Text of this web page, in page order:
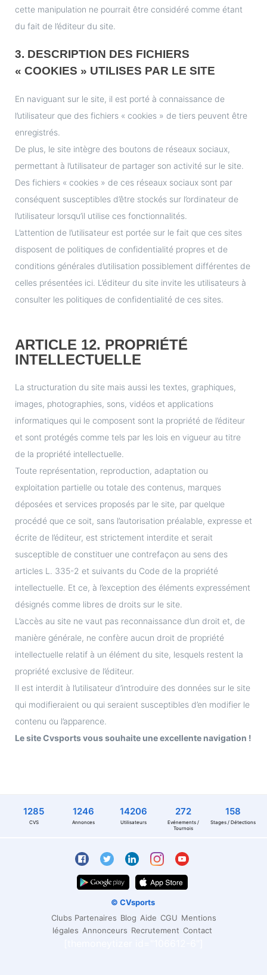
cette manipulation ne pourrait être considéré comme étant
du fait de l’éditeur du site.
3. DESCRIPTION DES FICHIERS
« COOKIES » UTILISES PAR LE SITE
En naviguant sur le site, il est porté à connaissance de
l’utilisateur que des fichiers « cookies » de tiers peuvent être
enregistrés.
De plus, le site intègre des boutons de réseaux sociaux,
permettant à l’utilisateur de partager son activité sur le site.
Des fichiers « cookies » de ces réseaux sociaux sont par
conséquent susceptibles d’être stockés sur l’ordinateur de
l’utilisateur lorsqu’il utilise ces fonctionnalités.
L’attention de l’utilisateur est portée sur le fait que ces sites
disposent de politiques de confidentialité propres et de
conditions générales d’utilisation possiblement différentes de
celles présentées ici. L’éditeur du site invite les utilisateurs à
consulter les politiques de confidentialité de ces sites.
ARTICLE 12. PROPRIÉTÉ
INTELLECTUELLE
La structuration du site mais aussi les textes, graphiques,
images, photographies, sons, vidéos et applications
informatiques qui le composent sont la propriété de l’éditeur
et sont protégés comme tels par les lois en vigueur au titre
de la propriété intellectuelle.
Toute représentation, reproduction, adaptation ou
exploitation partielle ou totale des contenus, marques
déposées et services proposés par le site, par quelque
procédé que ce soit, sans l’autorisation préalable, expresse et
écrite de l’éditeur, est strictement interdite et serait
susceptible de constituer une contrefaçon au sens des
articles L. 335-2 et suivants du Code de la propriété
intellectuelle. Et ce, à l’exception des éléments expressément
désignés comme libres de droits sur le site.
L’accès au site ne vaut pas reconnaissance d’un droit et, de
manière générale, ne confère aucun droit de propriété
intellectuelle relatif à un élément du site, lesquels restent la
propriété exclusive de l’éditeur.
Il est interdit à l’utilisateur d’introduire des données sur le site
qui modifieraient ou qui seraient susceptibles d’en modifier le
contenu ou l’apparence.
Le site Cvsports vous souhaite une excellente navigation !
1285
CVS
1246
Annonces
14206
Utilisateurs
272
Evénements /
Tournois
158
Stages / Détections
© CVsports
Clubs Partenaires Blog Aide CGU Mentions
légales Annonceurs Recrutement Contact